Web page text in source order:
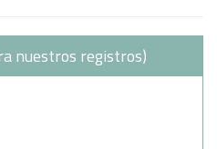
nuestros registros)